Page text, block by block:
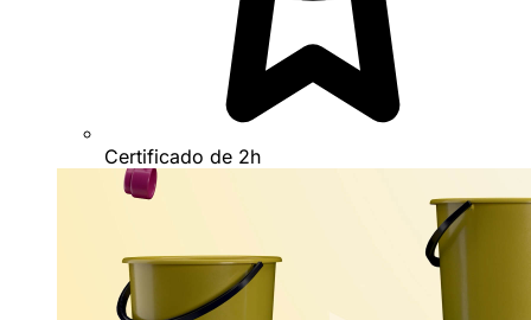
Certificado de 2h